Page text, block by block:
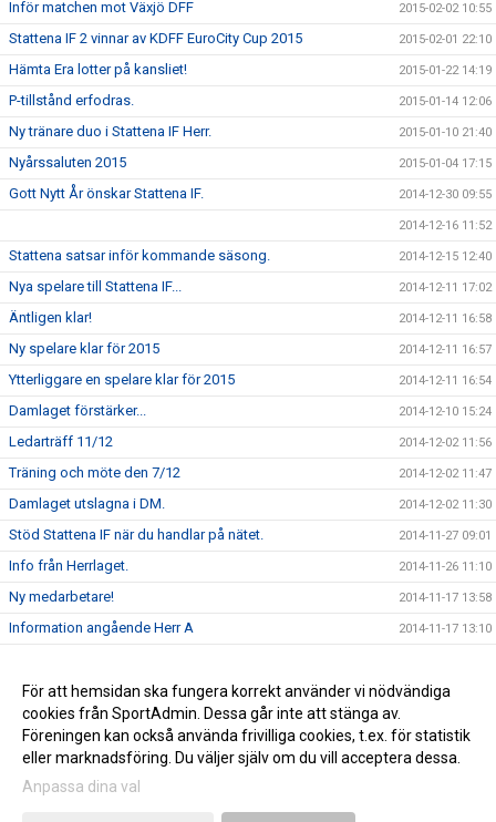
Inför matchen mot Växjö DFF 2015-02-02 10:55
Stattena IF 2 vinnar av KDFF EuroCity Cup 2015 2015-02-01 22:10
Hämta Era lotter på kansliet! 2015-01-22 14:19
P-tillstånd erfodras. 2015-01-14 12:06
Ny tränare duo i Stattena IF Herr. 2015-01-10 21:40
Nyårssaluten 2015 2015-01-04 17:15
Gott Nytt År önskar Stattena IF. 2014-12-30 09:55
2014-12-16 11:52
Stattena satsar inför kommande säsong. 2014-12-15 12:40
Nya spelare till Stattena IF... 2014-12-11 17:02
Äntligen klar! 2014-12-11 16:58
Ny spelare klar för 2015 2014-12-11 16:57
Ytterliggare en spelare klar för 2015 2014-12-11 16:54
Damlaget förstärker... 2014-12-10 15:24
Ledarträff 11/12 2014-12-02 11:56
Träning och möte den 7/12 2014-12-02 11:47
Damlaget utslagna i DM. 2014-12-02 11:30
Stöd Stattena IF när du handlar på nätet. 2014-11-27 09:01
Info från Herrlaget. 2014-11-26 11:10
Ny medarbetare! 2014-11-17 13:58
Information angående Herr A 2014-11-17 13:10
Stöd Stattena IF:s ungdomar genom Svenska Spel 2014-02-03 08:30
Stattena IF på väg mot toppen 2014-01-01 08:54
Gå till Webbversion
För att hemsidan ska fungera korrekt använder vi nödvändiga
cookies från SportAdmin. Dessa går inte att stänga av.
Föreningen kan också använda frivilliga cookies, t.ex. för statistik
eller marknadsföring. Du väljer själv om du vill acceptera dessa.
Anpassa dina val